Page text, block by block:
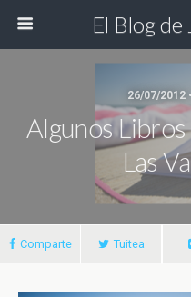
El Blog
26/07/2012
Algunos
Las
Comparte Tuitea